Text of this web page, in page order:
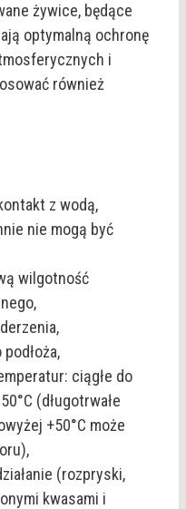
żywice, będące
optymalną ochronę
i
również
z wodą,
nie mogą być
wilgotność
ciągłe do
(długotrwałe
+50°C może
(rozpryski,
kwasami i